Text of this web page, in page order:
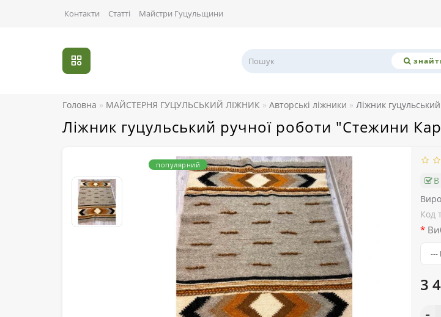
Контакти Статті Майстри Гуцульщини
Головна МАЙСТЕРНЯ ГУЦУЛЬСЬКИЙ ЛІЖНИК Авторські ліжники Ліжник
Ліжник гуцульський ручної роботи "Стежини
популярний
В
Код
3